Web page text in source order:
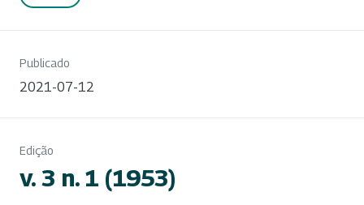
Publicado
2021-07-12
Edição
v. 3 n. 1 (1953)